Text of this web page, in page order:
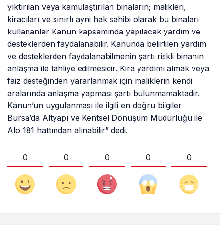
yıktırılan veya kamulaştırılan binaların; malikleri,
kiracıları ve sınırlı ayni hak sahibi olarak bu binaları
kullananlar Kanun kapsamında yapılacak yardım ve
desteklerden faydalanabilir. Kanunda belirtilen yardım
ve desteklerden faydalanabilmenin şartı riskli binanın
anlaşma ile tahliye edilmesidir. Kira yardımı almak veya
faiz desteğinden yararlanmak için maliklerin kendi
aralarında anlaşma yapması şartı bulunmamaktadır.
Kanun’un uygulanması ile ilgili en doğru bilgiler
Bursa’da Altyapı ve Kentsel Dönüşüm Müdürlüğü ile
Alo 181 hattından alınabilir” dedi.
0 0 0 0 0